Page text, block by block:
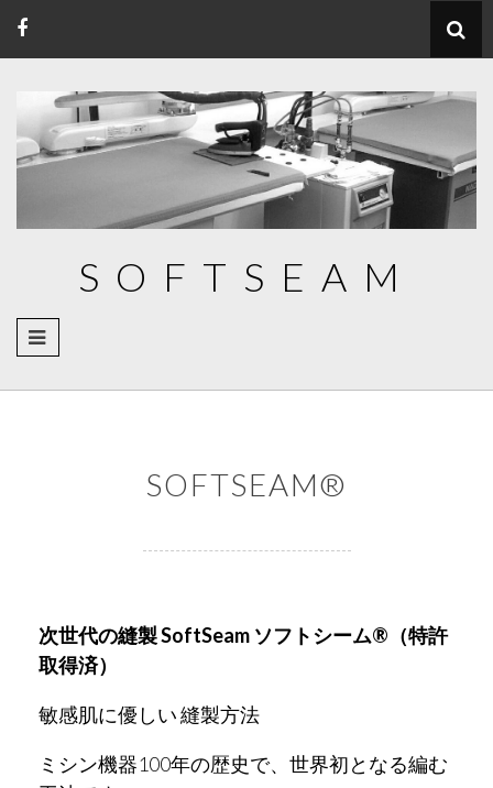
ツ
へ
SOFTSEAM
SOFTSEAM®
次世代の縫製 SoftSeam ソフトシーム®（特許
取得済）
敏感肌に優しい 縫製方法
ミシン機器100年の歴史で、世界初となる編む